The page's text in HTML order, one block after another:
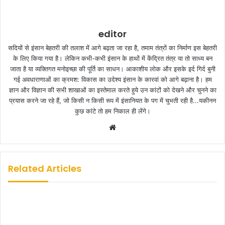
editor
सदियों से इंसान बेहतरी की तलाश में आगे बढ़ता जा रहा है, तमाम तंत्रों का निर्माण इस बेहतरी
के लिए किया गया है। लेकिन कभी-कभी इंसान के हाथों में केंद्रित तंत्र या तो साध्य बन
जाता है या व्यक्तिगत मनोइच्छा की पूर्ति का साधन। आकाशीय लोक और इसके इर्द गिर्द बुनी
गई अवधाराणाओं का क्रमश: विकास का उदेश्य इंसान के कारवां को आगे बढ़ाना है। हम
ज्ञान और विज्ञान की सभी शाखाओं का इस्तेमाल करते हुये उन कांटों को देखने और चुनने का
प्रयास करने जा रहे हैं, जो किसी न किसी रूप में इंसानियत के पग में चुभती रही है...यकीनन
कुछ कांटे तो हम निकाल ही लेंगे।
b
Related Articles